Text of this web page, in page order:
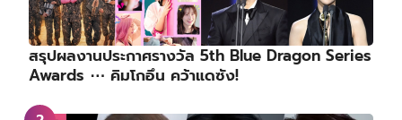
สรุปผลงานประกาศรางวัล 5th Blue Dragon Series
Awards ⋯ คิมโกอึน คว้าแดซัง!